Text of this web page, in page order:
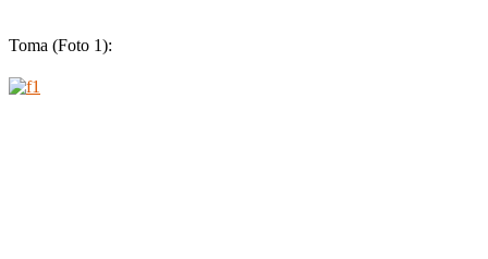
Toma (Foto 1):